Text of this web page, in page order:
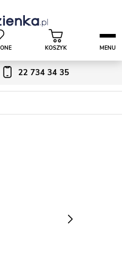
22 734 34 35
KOSZYK MENU